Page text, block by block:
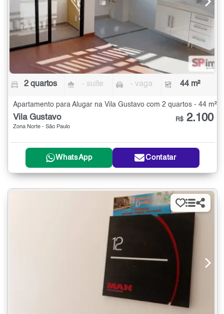
2 quartos - suíte - vaga 44 m²
Apartamento para Alugar na Vila Gustavo com 2 quartos - 44 m²
Vila Gustavo
Zona Norte - São Paulo
R$ 2.100
WhatsApp Contatar